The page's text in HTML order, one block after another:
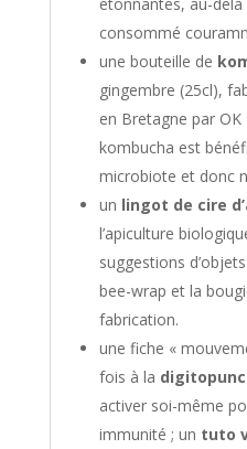
consommé
une bouteille de
gingembre (25cl),
en Bretagne par OK
kombucha est
microbiote et donc
un lingot de cire
l’apiculture
suggestions
bee-wrap et la
fabrication.
une fiche «
fois à la
activer soi-même
immunité ; un tuto